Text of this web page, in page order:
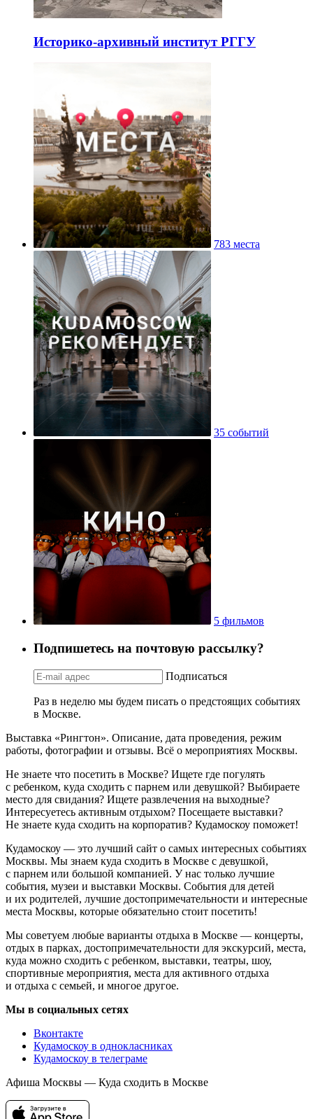
Историко-архивный институт РГГУ
783 места
35 событий
5 фильмов
Подпишетесь на почтовую рассылку?
Подписаться
Раз в неделю мы будем писать о предстоящих событиях
в Москве.
Выставка «Рингтон». Описание, дата проведения, режим
работы, фотографии и отзывы. Всё о мероприятиях Москвы.
Не знаете что посетить в Москве? Ищете где погулять
с ребенком, куда сходить с парнем или девушкой? Выбираете
место для свидания? Ищете развлечения на выходные?
Интересуетесь активным отдыхом? Посещаете выставки?
Не знаете куда сходить на корпоратив? Кудамоскоу поможет!
Кудамоскоу — это лучший сайт о самых интересных событиях
Москвы. Мы знаем куда сходить в Москве с девушкой,
с парнем или большой компанией. У нас только лучшие
события, музеи и выставки Москвы. События для детей
и их родителей, лучшие достопримечательности и интересные
места Москвы, которые обязательно стоит посетить!
Мы советуем любые варианты отдыха в Москве — концерты,
отдых в парках, достопримечательности для экскурсий, места,
куда можно сходить с ребенком, выставки, театры, шоу,
спортивные мероприятия, места для активного отдыха
и отдыха с семьей, и многое другое.
Мы в социальных сетях
Вконтакте
Кудамоскоу в однокласниках
Кудамоскоу в телеграме
Афиша Москвы — Куда сходить в Москве